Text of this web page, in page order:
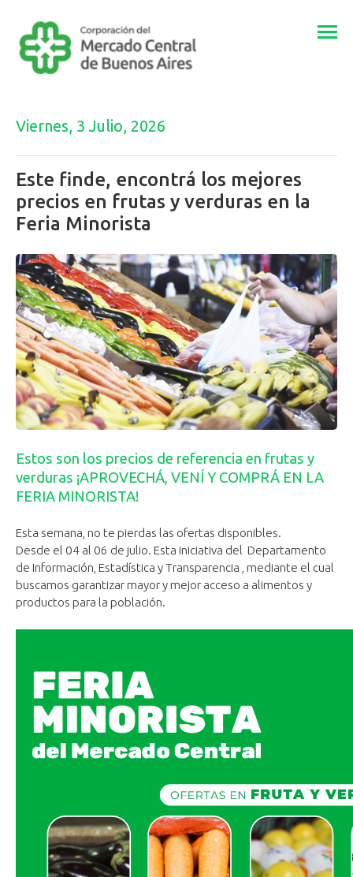
Viernes, 3 Julio, 2026
Este finde, encontrá los mejores
precios en frutas y verduras en la
Feria Minorista
Estos son los precios de referencia en frutas y
verduras ¡APROVECHÁ, VENÍ Y COMPRÁ EN LA
FERIA MINORISTA!
Esta semana, no te pierdas las ofertas disponibles.
Desde el 04 al 06 de julio. Esta iniciativa del Departamento
de Información, Estadística y Transparencia , mediante el cual
buscamos garantizar mayor y mejor acceso a alimentos y
productos para la población.